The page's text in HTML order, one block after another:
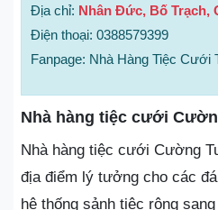
Địa chỉ: Nhân Đức, Bố Trạch,
Điện thoại: 0388579399
Fanpage: Nhà Hàng Tiệc Cưới
Nhà hàng tiệc cưới
Nhà hàng tiệc cưới Cường
địa điểm lý tưởng cho các
hệ thống sảnh tiệc rộng